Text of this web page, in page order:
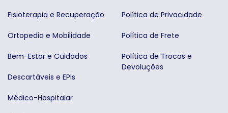
Fisioterapia e Recuperação
Ortopedia e Mobilidade
Bem-Estar e Cuidados
Descartáveis e EPIs
Médico-Hospitalar
Política de Privacidade
Política de Frete
Política de Trocas e
Devoluções